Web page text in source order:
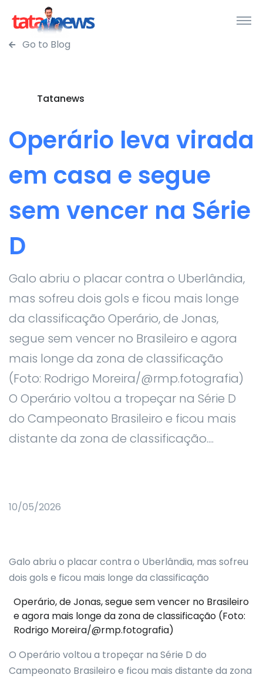
Go to Blog
Tatanews
Operário leva virada
em casa e segue
sem vencer na Série
D
Galo abriu o placar contra o Uberlândia,
mas sofreu dois gols e ficou mais longe
da classificação Operário, de Jonas,
segue sem vencer no Brasileiro e agora
mais longe da zona de classificação
(Foto: Rodrigo Moreira/@rmp.fotografia)
O Operário voltou a tropeçar na Série D
do Campeonato Brasileiro e ficou mais
distante da zona de classificação....
10/05/2026
Galo abriu o placar contra o Uberlândia, mas sofreu
dois gols e ficou mais longe da classificação
Operário, de Jonas, segue sem vencer no Brasileiro
e agora mais longe da zona de classificação (Foto:
Rodrigo Moreira/@rmp.fotografia)
O Operário voltou a tropeçar na Série D do
Campeonato Brasileiro e ficou mais distante da zona